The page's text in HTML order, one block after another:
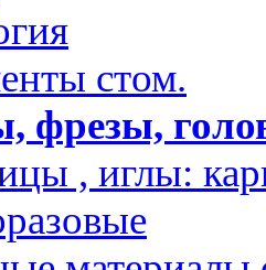
стом.
фрезы,
, иглы: